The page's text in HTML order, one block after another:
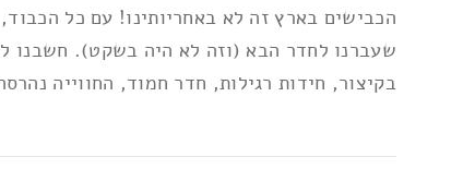
שעברנו לחדר הבא (וזה לא היה בשקט). חשבנו
בקיצור, חידות רגילות, חדר חמוד, החווייה